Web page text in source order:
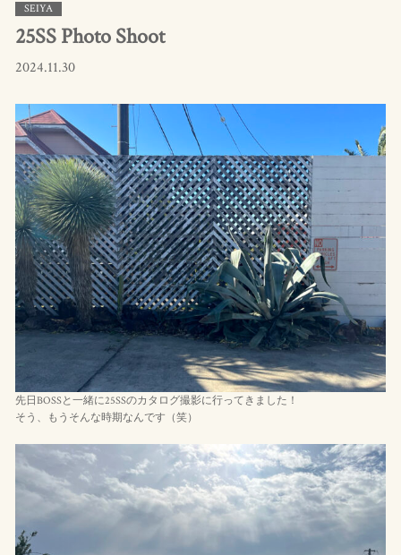
SEIYA
25SS Photo Shoot
2024.11.30
先日BOSSと一緒に25SSのカタログ撮影に行ってきました！
そう、もうそんな時期なんです（笑）